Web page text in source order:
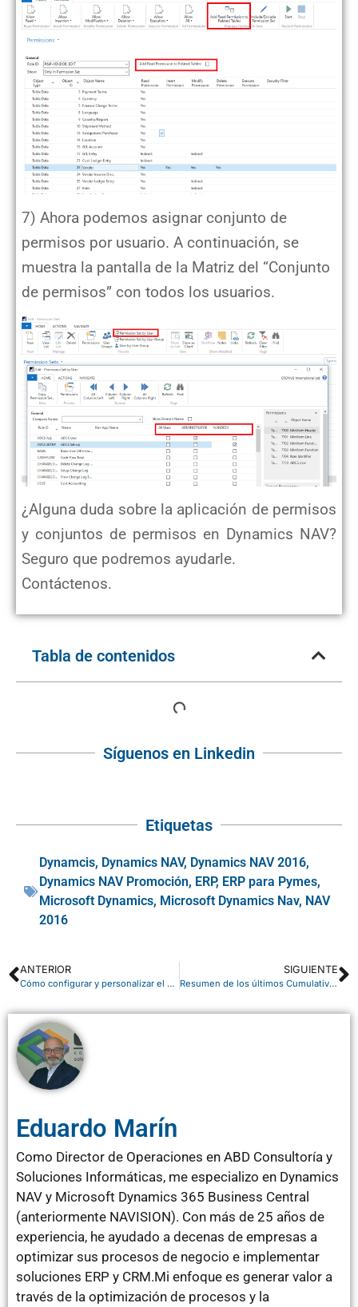
7) Ahora podemos asignar conjunto de
permisos por usuario. A continuación, se
muestra la pantalla de la Matriz del “Conjunto
de permisos” con todos los usuarios.
¿Alguna duda sobre la aplicación de permisos
y conjuntos de permisos en Dynamics NAV?
Seguro que podremos ayudarle.
Contáctenos.
Tabla de contenidos
Síguenos en Linkedin
Etiquetas
Dynamcis, Dynamics NAV, Dynamics NAV 2016,
Dynamics NAV Promoción, ERP, ERP para Pymes,
Microsoft Dynamics, Microsoft Dynamics Nav, NAV
2016
ANTERIOR
Cómo configurar y personalizar el portal de Office 365
SIGUIENTE
Resumen de los últimos Cumulative Update para Microsoft Dynamics NAV – Octubre 2016
Eduardo Marín
Como Director de Operaciones en ABD Consultoría y
Soluciones Informáticas, me especializo en Dynamics
NAV y Microsoft Dynamics 365 Business Central
(anteriormente NAVISION). Con más de 25 años de
experiencia, he ayudado a decenas de empresas a
optimizar sus procesos de negocio e implementar
soluciones ERP y CRM.Mi enfoque es generar valor a
través de la optimización de procesos y la